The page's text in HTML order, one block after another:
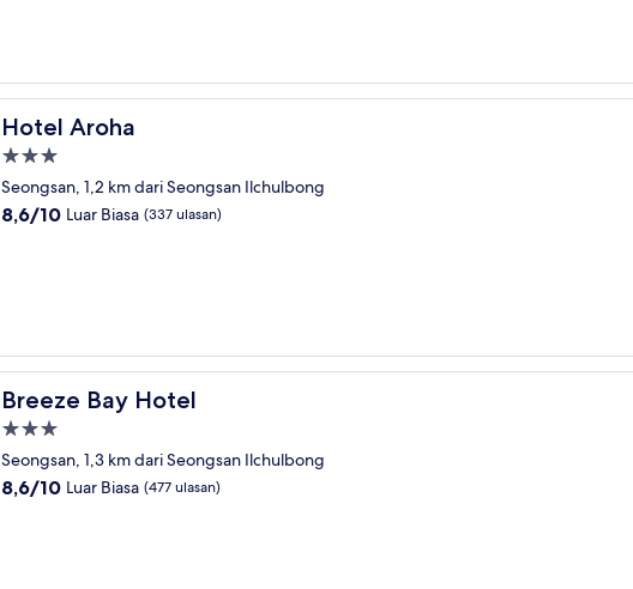
Hotel Aroha
Hotel Aroha
Properti
bintang
3.0
Seongsan, 1,2 km dari Seongsan Ilchulbong
8.6
8,6/10 Luar Biasa (337 ulasan)
Breeze Bay Hotel
Breeze Bay Hotel
Properti
bintang
3.0
Seongsan, 1,3 km dari Seongsan Ilchulbong
8.6
8,6/10 Luar Biasa (477 ulasan)